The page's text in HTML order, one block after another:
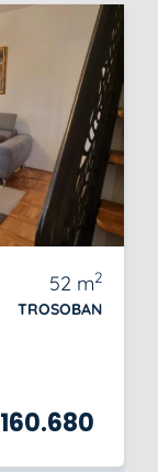
52 m2
TROSOBAN
160.680